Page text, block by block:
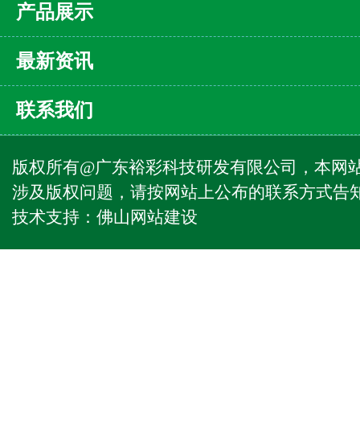
产品展示
最新资讯
联系我们
版权所有@广东裕彩科技研发有限公司，本网
涉及版权问题，请按网站上公布的联系方式告
技术支持： 佛山网站建设